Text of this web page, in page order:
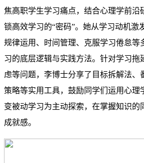
焦高职学生学习痛点，结合心理学前沿
锁高效学习的“密码”。她从学习动机激
规律运用、时间管理、克服学习倦怠等
习的底层逻辑与实践方法。针对学习拖
虑等问题，李博士分享了目标拆解法、
策略等实用工具，鼓励同学们运用心理
变被动学习为主动探索，在掌握知识的
成就感。